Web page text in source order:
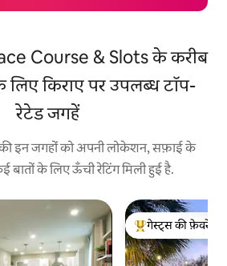
Course & Slots के करीब
लिए किराए पर उपलब्ध टॉप-
रेटेड जगहें
इन जगहों को अपनी लोकेशन, सफ़ाई के
बातों के लिए ऊँची रेटिंग मिली हुई है.
गेस्ट्स का टॉप फ़ेवरेट
गेस्ट्स की फ़ेवरेट